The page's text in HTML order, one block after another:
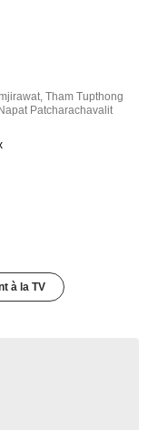
,Tham Tupthong
Patcharachavalit
à la TV